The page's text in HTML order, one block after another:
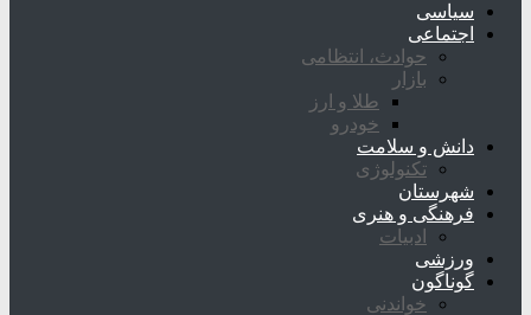
سیاسی
اجتماعی
حوادث، انتظامی
بازار
طلا و ارز
خودرو
دانش و سلامت
تکنولوژی
شهرستان
فرهنگی و هنری
ادبیات
ورزشی
گوناگون
خواندنی